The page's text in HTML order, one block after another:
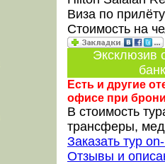
Виза по
Стоимость на
Эксклюзив
Есть и другие
офисе при
В стоимость
трансферы,
Заказать тур
Отзывы и